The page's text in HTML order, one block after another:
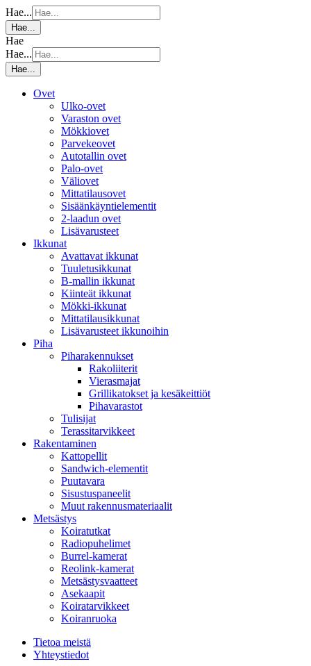
Hae...
Hae...
Hae
Hae...
Hae...
Ovet
Ulko-ovet
Varaston ovet
Mökkiovet
Parvekeovet
Autotallin ovet
Palo-ovet
Väliovet
Mittatilausovet
Sisäänkäyntielementit
2-laadun ovet
Lisävarusteet
Ikkunat
Avattavat ikkunat
Tuuletusikkunat
B-mallin ikkunat
Kiinteät ikkunat
Mökki-ikkunat
Mittatilausikkunat
Lisävarusteet ikkunoihin
Piha
Piharakennukset
Rakoliiterit
Vierasmajat
Grillikatokset ja kesäkeittiöt
Pihavarastot
Tulisijat
Terassitarvikkeet
Rakentaminen
Kattopellit
Sandwich-elementit
Puutavara
Sisustuspaneelit
Muut rakennusmateriaalit
Metsästys
Koiratutkat
Radiopuhelimet
Burrel-kamerat
Reolink-kamerat
Metsästysvaatteet
Asekaapit
Koiratarvikkeet
Koiranruoka
Tietoa meistä
Yhteystiedot